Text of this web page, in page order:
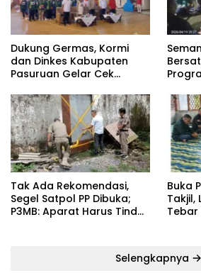
Dukung Germas, Kormi
dan Dinkes Kabupaten
Pasuruan Gelar Cek
‎Tak Ada Rekomendasi,
Segel Satpol PP Dibuka;
P3MB: Aparat Harus Tindak
‎Buka
Takjil,
Selengkapnya